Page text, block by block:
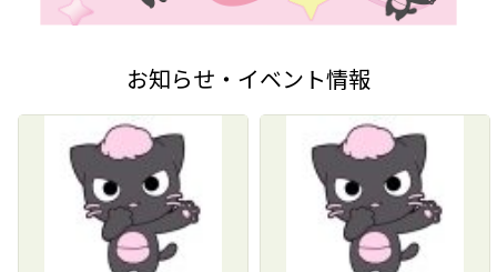
お知らせ・イベント情報